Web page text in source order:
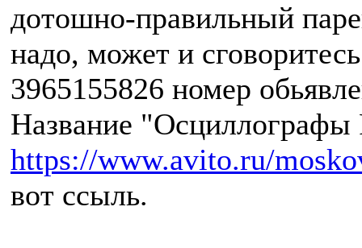
дотошно-правильный
надо, может и
3965155826 номер
Название "Осциллографы
https://www.avito.ru/
вот ссыль.